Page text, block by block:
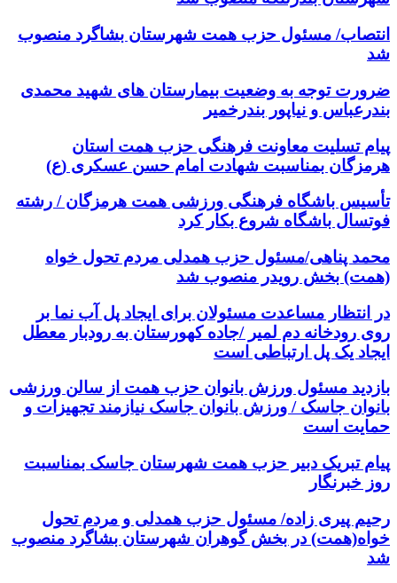
انتصاب/ مسئول حزب همت شهرستان بشاگرد منصوب
شد
ضرورت توجه به وضعیت بیمارستان های شهید محمدی
بندرعباس و نیاپور بندرخمیر
پیام تسلیت معاونت فرهنگی حزب همت استان
هرمزگان بمناسبت شهادت امام حسن عسکری (ع)
تأسیس باشگاه فرهنگی ورزشی همت هرمزگان / رشته
فوتسال باشگاه شروع بکار کرد
محمد پناهی/مسئول حزب همدلی مردم تحول خواه
(همت) بخش رویدر منصوب شد
در انتظار مساعدت مسئولان برای ایجاد پل آب نما بر
روی رودخانه دم لمیر /جاده کهورستان به رودبار معطل
ایجاد یک پل ارتباطی است
بازدید مسئول ورزش بانوان حزب همت از سالن ورزشی
بانوان جاسک / ورزش بانوان جاسک نیازمند تجهیزات و
حمایت است
پیام تبریک دبیر حزب همت شهرستان جاسک بمناسبت
روز خبرنگار
رحیم پیری زاده/ مسئول حزب همدلی و مردم تحول
خواه(همت) در بخش گوهران شهرستان بشاگرد منصوب
شد